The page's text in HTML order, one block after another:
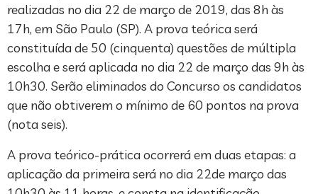
realizadas no dia 22 de março de 2019, das 8h às
17h, em São Paulo (SP). A prova teórica será
constituída de 50 (cinquenta) questões de múltipla
escolha e será aplicada no dia 22 de março das 9h às
10h30. Serão eliminados do Concurso os candidatos
que não obtiverem o mínimo de 60 pontos na prova
(nota seis).
A prova teórico-prática ocorrerá em duas etapas: a
aplicação da primeira será no dia 22de março das